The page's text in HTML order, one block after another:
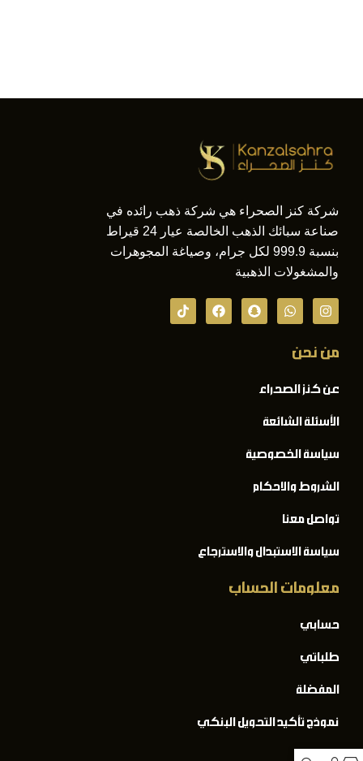
شركة كنز الصحراء هي شركة ذهب رائده في
صناعة سبائك الذهب الخالصة عيار 24 قيراط
بنسبة 999.9 لكل جرام، وصياغة المجوهرات
والمشغولات الذهبية
من نحن
عن كنز الصحراء
الأسئلة الشائعة
سياسة الخصوصية
الشروط والاحكام
تواصل معنا
سياسة الاستبدال والاسترجاع
معلومات الحساب
حسابي
طلباتي
المفضلة
نموذج تأكيد التحويل البنكي
المدونة